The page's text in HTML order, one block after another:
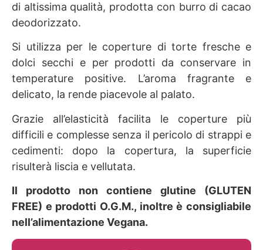
di altissima qualità, prodotta con burro di cacao
deodorizzato.
Si utilizza per le coperture di torte fresche e
dolci secchi e per prodotti da conservare in
temperature positive. L’aroma fragrante e
delicato, la rende piacevole al palato.
Grazie all’elasticità facilita le coperture più
difficili e complesse senza il pericolo di strappi e
cedimenti: dopo la copertura, la superficie
risulterà liscia e vellutata.
Il prodotto non contiene glutine (GLUTEN
FREE) e prodotti O.G.M., inoltre è consigliabile
nell’alimentazione Vegana.